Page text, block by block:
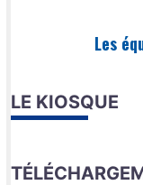
Les
LE KIOSQUE